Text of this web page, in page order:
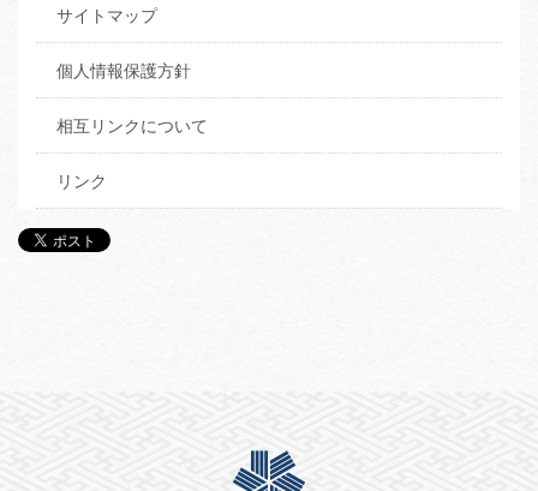
サイトマップ
個人情報保護方針
相互リンクについて
リンク